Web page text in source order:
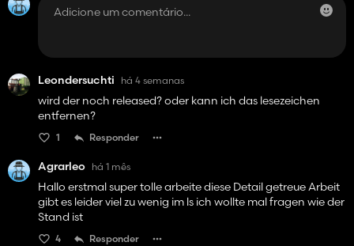
Leondersuchti há 4 semanas
wird der noch released? oder kann ich das lesezeichen
entfernen?
1 Responder
Agrarleo há 1 mês
Hallo erstmal super tolle arbeite diese Detail getreue Arbeit
gibt es leider viel zu wenig im ls ich wollte mal fragen wie der
Stand ist
4 Responder